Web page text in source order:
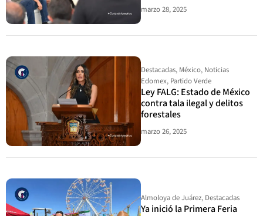
marzo 28, 2025
Destacadas, México, Noticias
Edomex, Partido Verde
Ley FALG: Estado de México
contra tala ilegal y delitos
forestales
marzo 26, 2025
Almoloya de Juárez, Destacadas
Ya inició la Primera Feria